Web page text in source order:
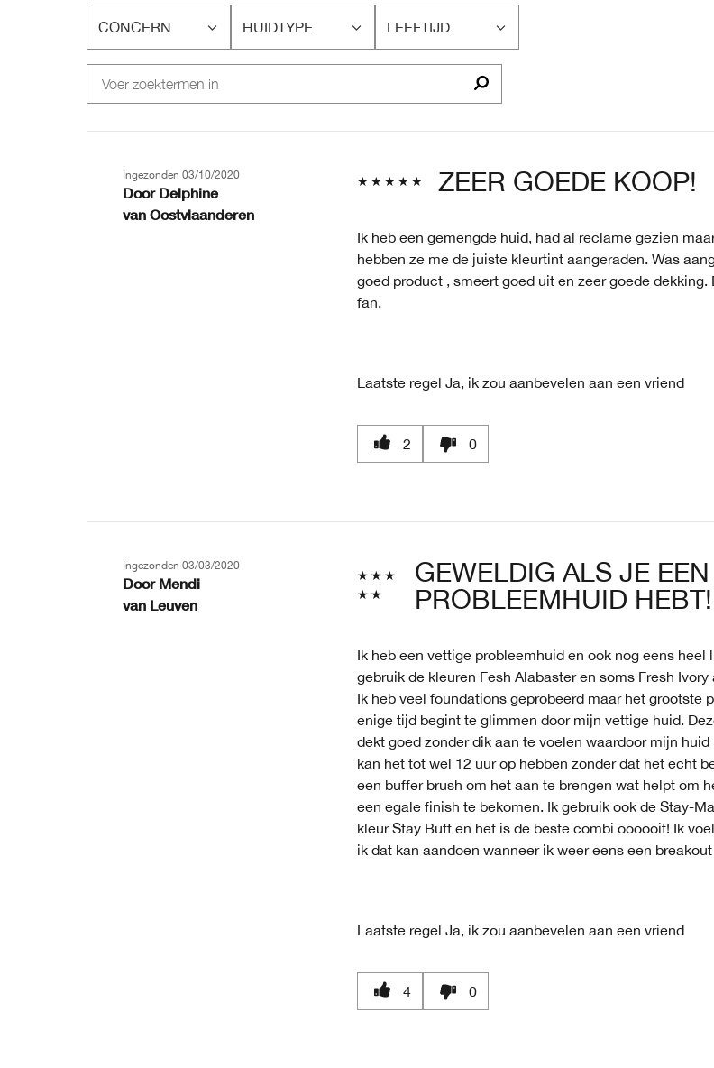
CONCERN
FILTER
CONCERN
HUIDTYPE
FILTER
LEEFTIJD
FILTER
ZEER GOEDE KOOP!
Ingezonden 03/10/2020
Door Delphine
van Oostvlaanderen
Ik heb een gemengde huid, had al reclame gezien
hebben ze me de juiste kleurtint aangeraden. Was
goed product , smeert goed uit en zeer goede
fan.
Laatste regel Ja, ik zou aanbevelen aan een vriend
2 0
GEWELDIG ALS JE
PROBLEEMHUID HEBT!
Ingezonden 03/03/2020
Door Mendi
van Leuven
Ik heb een vettige probleemhuid en ook nog eens heel
gebruik de kleuren Fesh Alabaster en soms Fresh
Ik heb veel foundations geprobeerd maar het grootste
enige tijd begint te glimmen door mijn vettige huid.
dekt goed zonder dik aan te voelen waardoor mijn
kan het tot wel 12 uur op hebben zonder dat het echt
een buffer brush om het aan te brengen wat helpt om
een egale finish te bekomen. Ik gebruik ook de Stay-
kleur Stay Buff en het is de beste combi oooooit! Ik
ik dat kan aandoen wanneer ik weer eens een
Laatste regel Ja, ik zou aanbevelen aan een vriend
4 0